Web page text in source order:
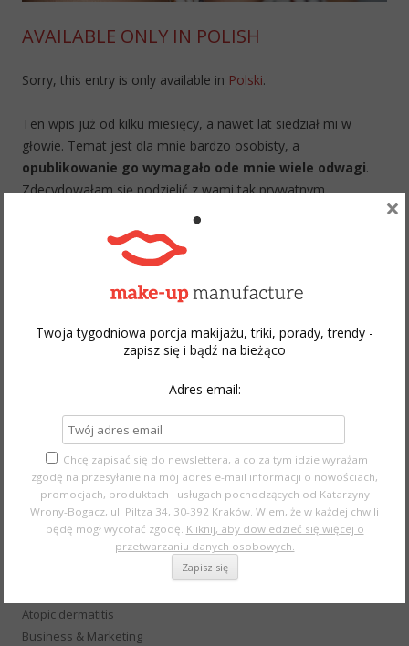
AVAILABLE ONLY IN POLISH
Sorry, this entry is only available in Polski.
Ten wpis już od kilku miesięcy, a nawet lat siedział mi w
głowie. Temat jest dla mnie bardzo osobisty, a
opublikowanie go wymagało ode mnie wiele odwagi.
Zdecydowałam się podzielić z wami tak prywatnym
może ten tekst i moje doświadczenia walki z chorobą
pozwolą komuś zachować zdrowie i zwrócą uwagę na to, że
nie ma w nim ładnych zdjęć!
Continue reading→
Search
Atopic dermatitis
Business & Marketing
Twoja tygodniowa porcja makijażu, triki, porady, trendy -
zapisz się i bądź na bieżąco
Adres email:
Chcę zapisać się do newslettera, a co za tym idzie wyrażam
zgodę na przesyłanie na mój adres e-mail informacji o nowościach,
promocjach, produktach i usługach pochodzących od Katarzyny
Wrony-Bogacz, ul. Piltza 34, 30-392 Kraków. Wiem, że w każdej chwili
będę mógł wycofać zgodę. Kliknij, aby dowiedzieć się więcej o
przetwarzaniu danych osobowych.
×